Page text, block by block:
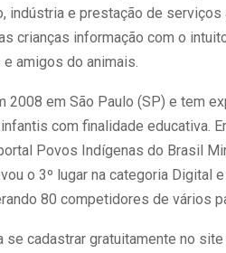
indústria e prestação de
crianças informação com o
amigos do animais.
2008 em São Paulo (SP) e tem
com finalidade educativa.
Povos Indígenas do Brasil
o 3º lugar na categoria Digital
80 competidores de vários
se cadastrar gratuitamente no